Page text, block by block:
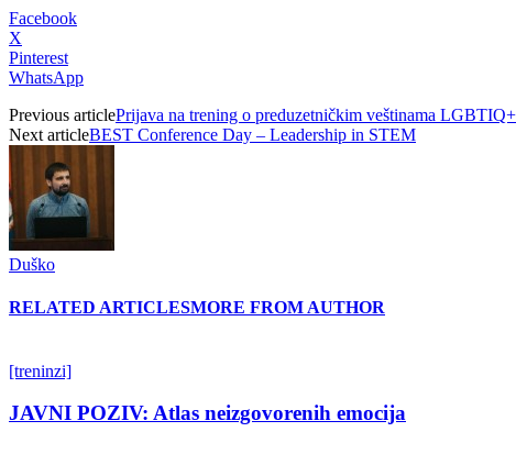
Facebook
X
Pinterest
WhatsApp
Previous articlePrijava na trening o preduzetničkim veštinama
Next articleBEST Conference Day – Leadership in STEM
Duško
RELATED ARTICLESMORE FROM AUTHOR
[treninzi]
JAVNI POZIV: Atlas neizgovorenih emocija